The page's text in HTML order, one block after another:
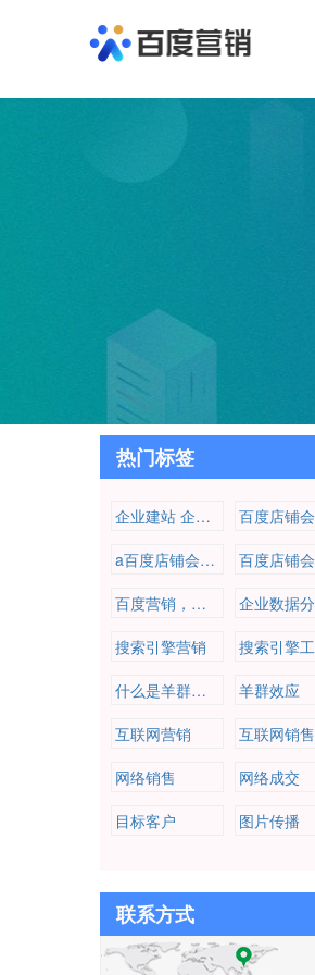
热门标签
企业建站 企业营销 爱番番
a百度店铺会员，百度营销，百度推广，企业推广，公司营销推广
百度营销，百度推广，企业推广，公司营销推广
企业数据
搜索引擎营销
什么是羊群效应
羊群效应
互联网营销
互联网销售
网络销售
网络成交
目标客户
图片传播
联系方式